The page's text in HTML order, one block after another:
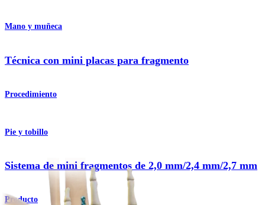
Mano y muñeca
Técnica con mini placas para fragmento
Procedimiento
Pie y tobillo
Sistema de mini fragmentos de 2,0 mm/2,4 mm/2,7 mm
Producto